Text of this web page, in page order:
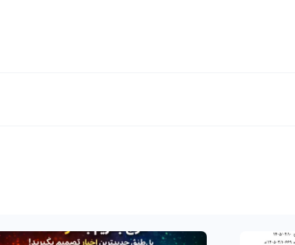
قیمت، اخبار و تحلیلهای فاندامنتال، شرایط مناسب برای فروش ریلی را به
بیش از هفتاد شبکه برای انتقال ارزهای دیجیتال استفاده می‌کند و به